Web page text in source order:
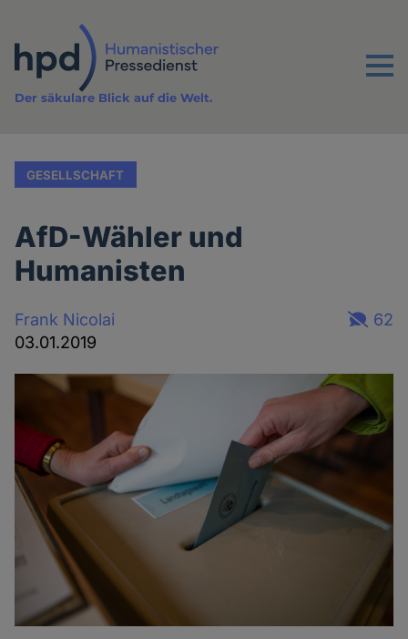
Inhalt
Menu
Der säkulare Blick auf die Welt.
GESELLSCHAFT
AfD-Wähler und
Humanisten
Frank Nicolai
03.01.2019
62